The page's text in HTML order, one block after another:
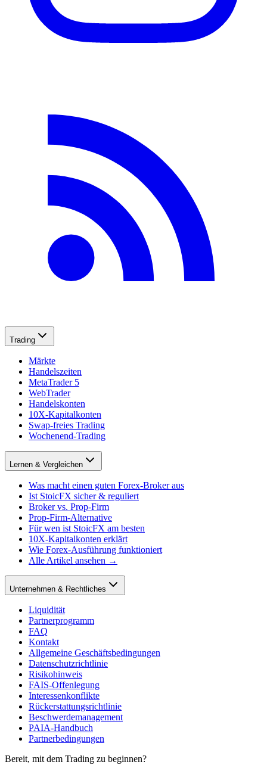
Trading
Märkte
Handelszeiten
MetaTrader 5
WebTrader
Handelskonten
10X-Kapitalkonten
Swap-freies Trading
Wochenend-Trading
Lernen & Vergleichen
Was macht einen guten Forex-Broker aus
Ist StoicFX sicher & reguliert
Broker vs. Prop-Firm
Prop-Firm-Alternative
Für wen ist StoicFX am besten
10X-Kapitalkonten erklärt
Wie Forex-Ausführung funktioniert
Alle Artikel ansehen →
Unternehmen & Rechtliches
Liquidität
Partnerprogramm
FAQ
Kontakt
Allgemeine Geschäftsbedingungen
Datenschutzrichtlinie
Risikohinweis
FAIS-Offenlegung
Interessenkonflikte
Rückerstattungsrichtlinie
Beschwerdemanagement
PAIA-Handbuch
Partnerbedingungen
Bereit, mit dem Trading zu beginnen?